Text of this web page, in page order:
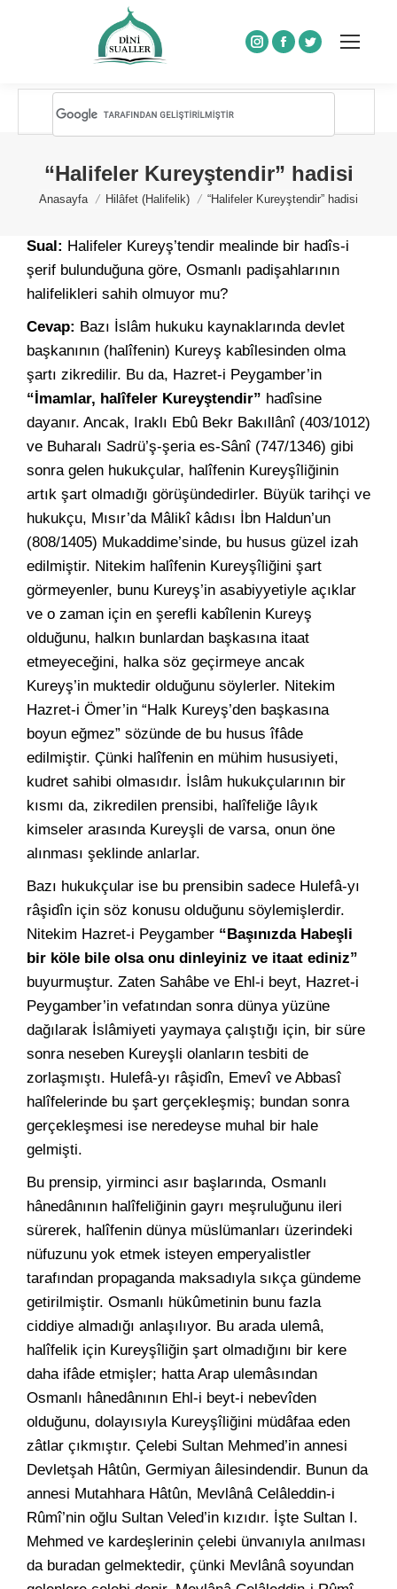
Instagram
Facebook
Twitter
“Halifeler Kureyştendir” hadisi
You are here:
Anasayfa Hilâfet (Halifelik) “Halifeler Kureyştendir” hadisi
Sual: Halifeler Kureyş’tendir mealinde bir hadîs-i
şerif bulunduğuna göre, Osmanlı padişahlarının
halifelikleri sahih olmuyor mu?
Cevap: Bazı İslâm hukuku kaynaklarında devlet
başkanının (halîfenin) Kureyş kabîlesinden olma
şartı zikredilir. Bu da, Hazret-i Peygamber’in
“İmamlar, halîfeler Kureyştendir” hadîsine
dayanır. Ancak, Iraklı Ebû Bekr Bakıllânî (403/1012)
ve Buharalı Sadrü’ş-şeria es-Sânî (747/1346) gibi
sonra gelen hukukçular, halîfenin Kureyşîliğinin
artık şart olmadığı görüşündedirler. Büyük tarihçi ve
hukukçu, Mısır’da Mâlikî kâdısı İbn Haldun’un
(808/1405) Mukaddime’sinde, bu husus güzel izah
edilmiştir. Nitekim halîfenin Kureyşîliğini şart
görmeyenler, bunu Kureyş’in asabiyyetiyle açıklar
ve o zaman için en şerefli kabîlenin Kureyş
olduğunu, halkın bunlardan başkasına itaat
etmeyeceğini, halka söz geçirmeye ancak
Kureyş’in muktedir olduğunu söylerler. Nitekim
Hazret-i Ömer’in “Halk Kureyş’den başkasına
boyun eğmez” sözünde de bu husus îfâde
edilmiştir. Çünki halîfenin en mühim hususiyeti,
kudret sahibi olmasıdır. İslâm hukukçularının bir
kısmı da, zikredilen prensibi, halîfeliğe lâyık
kimseler arasında Kureyşli de varsa, onun öne
alınması şeklinde anlarlar.
Bazı hukukçular ise bu prensibin sadece Hulefâ-yı
râşidîn için söz konusu olduğunu söylemişlerdir.
Nitekim Hazret-i Peygamber “Başınızda Habeşli
bir köle bile olsa onu dinleyiniz ve itaat ediniz”
buyurmuştur. Zaten Sahâbe ve Ehl-i beyt, Hazret-i
Peygamber’in vefatından sonra dünya yüzüne
dağılarak İslâmiyeti yaymaya çalıştığı için, bir süre
sonra neseben Kureyşli olanların tesbiti de
zorlaşmıştı. Hulefâ-yı râşidîn, Emevî ve Abbasî
halîfelerinde bu şart gerçekleşmiş; bundan sonra
gerçekleşmesi ise neredeyse muhal bir hale
gelmişti.
Bu prensip, yirminci asır başlarında, Osmanlı
hânedânının halîfeliğinin gayrı meşruluğunu ileri
sürerek, halîfenin dünya müslümanları üzerindeki
nüfuzunu yok etmek isteyen emperyalistler
tarafından propaganda maksadıyla sıkça gündeme
getirilmiştir. Osmanlı hükûmetinin bunu fazla
ciddiye almadığı anlaşılıyor. Bu arada ulemâ,
halîfelik için Kureyşîliğin şart olmadığını bir kere
daha ifâde etmişler; hatta Arap ulemâsından
Osmanlı hânedânının Ehl-i beyt-i nebevîden
olduğunu, dolayısıyla Kureyşîliğini müdâfaa eden
zâtlar çıkmıştır. Çelebi Sultan Mehmed’in annesi
Devletşah Hâtûn, Germiyan âilesindendir. Bunun da
annesi Mutahhara Hâtûn, Mevlânâ Celâleddin-i
Rûmî’nin oğlu Sultan Veled’in kızıdır. İşte Sultan I.
Mehmed ve kardeşlerinin çelebi ünvanıyla anılması
da buradan gelmektedir, çünki Mevlânâ soyundan